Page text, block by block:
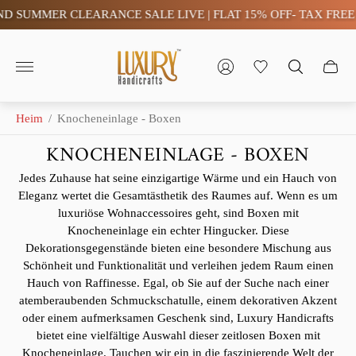
CLEARANCE SALE LIVE | FLAT 15% OFF- TAX FREE (SAVE)
Store-
Logo"
Heim / Knocheneinlage - Boxen
KNOCHENEINLAGE - BOXEN
Jedes Zuhause hat seine einzigartige Wärme und ein Hauch von
Eleganz wertet die Gesamtästhetik des Raumes auf. Wenn es um
luxuriöse Wohnaccessoires geht, sind Boxen mit
Knocheneinlage ein echter Hingucker. Diese
Dekorationsgegenstände bieten eine besondere Mischung aus
Schönheit und Funktionalität und verleihen jedem Raum einen
Hauch von Raffinesse. Egal, ob Sie auf der Suche nach einer
atemberaubenden Schmuckschatulle, einem dekorativen Akzent
oder einem aufmerksamen Geschenk sind, Luxury Handicrafts
bietet eine vielfältige Auswahl dieser zeitlosen Boxen mit
Knocheneinlage. Tauchen wir ein in die faszinierende Welt der